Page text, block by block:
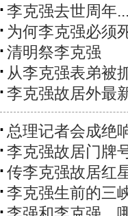
李克强去世周年
为何李克强必须
清明祭李克强
从李克强表弟被
李克强故居外最
总理记者会成绝
李克强故居门牌
传李克强故居红
李克强生前的三